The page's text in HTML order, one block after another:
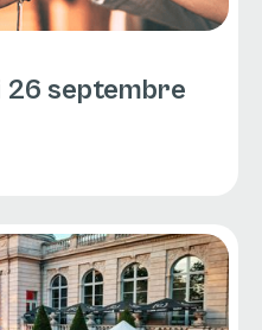
26 septembre